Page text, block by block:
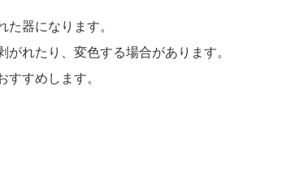
器になります。
れたり、変色する場合があります。
すめします。